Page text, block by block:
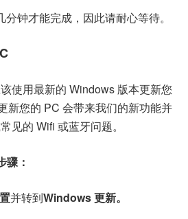
钟才能完成，因此请耐心等待。
使用最新的 Windows 版本更新您
新您的 PC 会带来我们的新功能并
见的 Wifi 或蓝牙问题。
：
并转到Windows 更新。